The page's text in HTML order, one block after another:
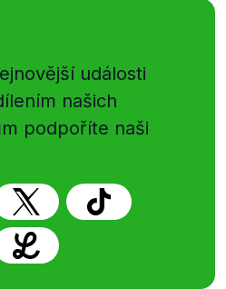
události
našich
podpoříte naši